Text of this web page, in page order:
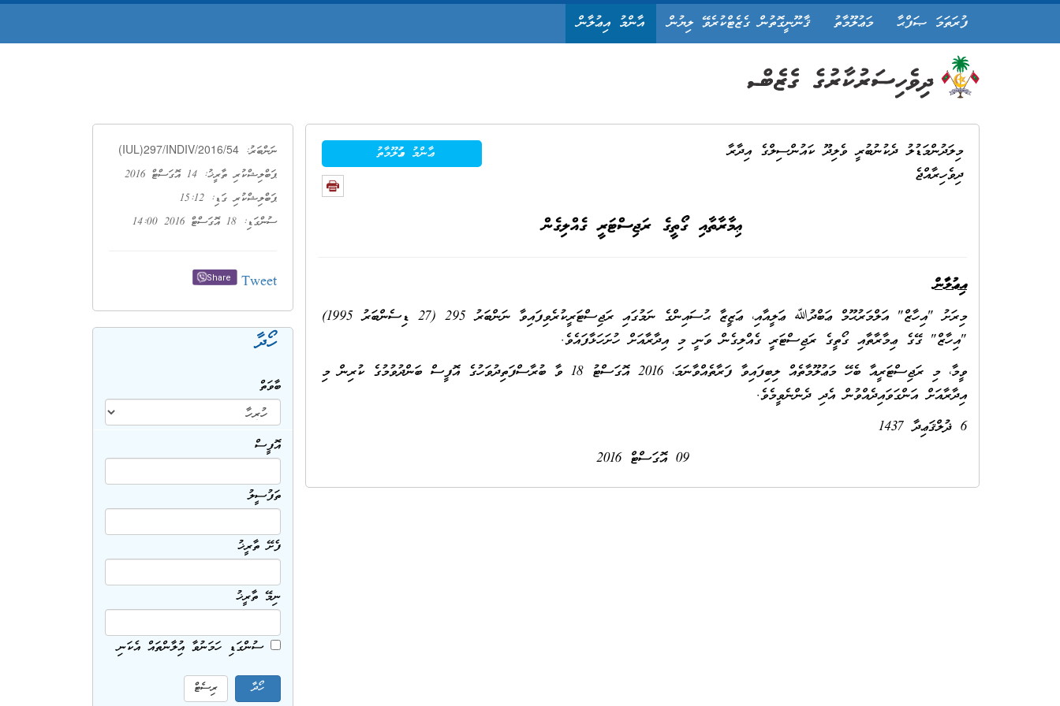
ފުރަތަމަ ޞަފްޙާ މަޢުލޫމާތު ޤާނޫނީގޮތުން ގެޒެޓްކުރެވޭ ލިޔުން އާންމު އިޢުލާން
ޢާންމު މަޢުލޫމާތު
މިލަދުންމަޑުލު ދެކުނުބުރީ ވެލިދޫ ކައުންސިލްގެ އިދާރާ
ދިވެހިރާއްޖެ
ޢިމާރާތާއި ގޯތީގެ ރަޖިސްޓަރީ ގެއްލިގެން
އިޢުލާން
މިރަށު "އިހާޒް" އަލްމަރުޙޫމް ޢަބްދުﷲ ޢަލީއާއި، ޢަޒީޒާ ޙުސައިންގެ ނަމުގައި ރަޖިސްޓަރީކުރެވިފައިވާ ނަންބަރު 295 (27 ޑިސެންބަރު 1995)
"އިހާޒް" ގޭގެ ޢިމާރާތާއި ގޯތީގެ ރަޖިސްޓަރީ ގެއްލިގެން ވަނީ މި އިދާރާއަށް ހުށަހަޅާފައެވެ.
ވީމާ، މި ރަޖިސްޓަރީއާ ބެހޭ މަޢުލޫމާތެއް ލިބިފައިވާ ފަރާތެއްވާނަމަ، 2016 އޮގަސްޓު 18 ވާ ބުރާސްފަތިދުވަހުގެ އޮފީސް ބަންދުވުމުގެ ކުރިން މި
އިދާރާއަށް އަންގަވައިދެއްވުން އެދި ދެންނެވީމެވެ.
6 ޛުލްޤަޢިދާ 1437
09 އޮގަސްޓް 2016
ނަންބަރު: (IUL)297/INDIV/2016/54
ޕަބްލިޝްކުރި ތާރީޚު: 14 އޮގަސްޓް 2016
ޕަބްލިޝްކުރި ގަޑި: 15:12
ސުންގަޑި: 18 އޮގަސްޓް 2016 14:00
Tweet
Share
ހޯދާ
ބާވަތް
އޮފީސް
ތަފުސީލު
ފެށޭ ތާރީޚު
ނިމޭ ތާރީޚު
ސުންގަޑި ހަމަނުވާ އިޢުލާންތައް އެކަނި